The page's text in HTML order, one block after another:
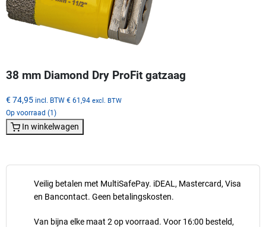
Veilig betalen met MultiSafePay. iDEAL, Mastercard, Visa
en Bancontact. Geen betalingskosten.
Van bijna elke maat 2 op voorraad. Voor 16:00 besteld,
38 mm Diamond Dry ProFit gatzaag
€ 74,95 incl. BTW € 61,94 excl. BTW
Op voorraad (1)
In winkelwagen